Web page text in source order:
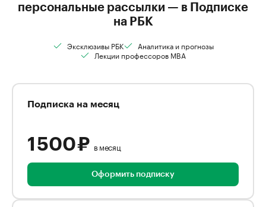
персональные рассылки — в Подписке
на РБК
Эксклюзивы РБК
Аналитика и прогнозы
Лекции профессоров MBA
Подписка на месяц
1 500 ₽ в месяц
Оформить подписку